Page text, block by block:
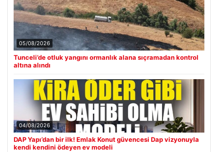
05/08/2026
Tunceli’de otluk yangını ormanlık alana sıçramadan kontrol
altına alındı
04/08/2026
DAP Yapı’dan bir ilk! Emlak Konut güvencesi Dap vizyonuyla
kendi kendini ödeyen ev modeli